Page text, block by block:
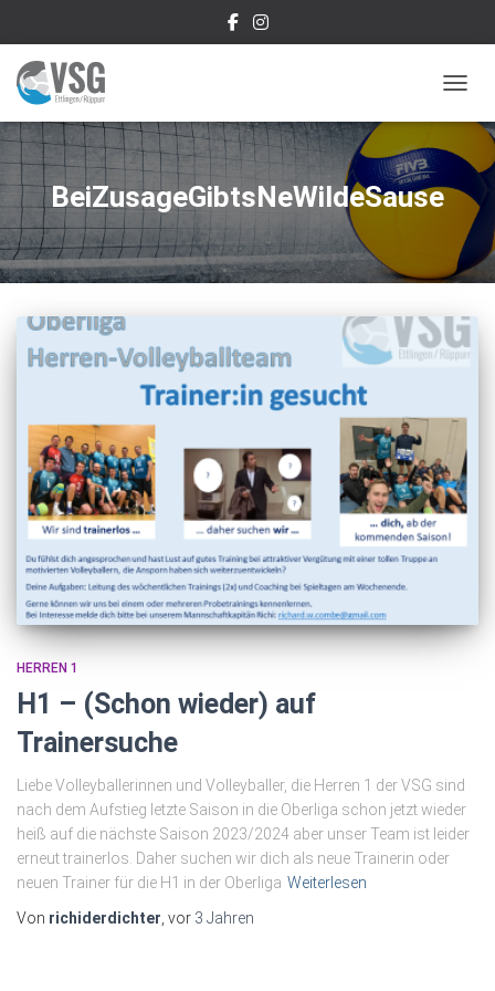
BeiZusageGibtsNeWildeSause
HERREN 1
H1 – (Schon wieder) auf
Trainersuche
Liebe Volleyballerinnen und Volleyballer, die Herren 1 der VSG sind
nach dem Aufstieg letzte Saison in die Oberliga schon jetzt wieder
heiß auf die nächste Saison 2023/2024 aber unser Team ist leider
erneut trainerlos. Daher suchen wir dich als neue Trainerin oder
neuen Trainer für die H1 in der Oberliga Weiterlesen
Von richiderdichter , vor 3 Jahren